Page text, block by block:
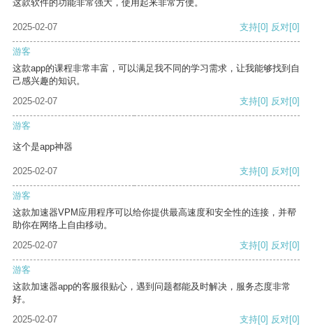
这款软件的功能非常强大，使用起来非常方便。
2025-02-07 支持[0] 反对[0]
游客
这款app的课程非常丰富，可以满足我不同的学习需求，让我能够找到自
己感兴趣的知识。
2025-02-07
支持[0] 反对[0]
游客
这个是app神器
2025-02-07 支持[0] 反对[0]
游客
这款加速器VPM应用程序可以给你提供最高速度和安全性的连接，并帮
助你在网络上自由移动。
2025-02-07
支持[0] 反对[0]
游客
这款加速器app的客服很贴心，遇到问题都能及时解决，服务态度非常
好。
2025-02-07
支持[0] 反对[0]